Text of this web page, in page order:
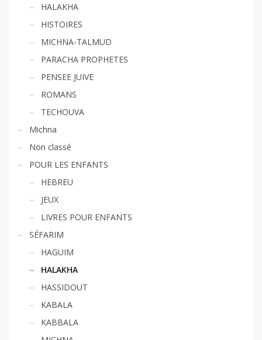
HALAKHA
HISTOIRES
MICHNA-TALMUD
PARACHA PROPHETES
PENSEE JUIVE
ROMANS
TECHOUVA
Michna
Non classé
POUR LES ENFANTS
HEBREU
JEUX
LIVRES POUR ENFANTS
SÉFARIM
HAGUIM
HALAKHA
HASSIDOUT
KABALA
KABBALA